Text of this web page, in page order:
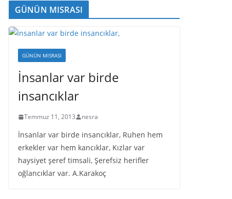
GÜNÜN MISRASI
GÜNÜN MISRASI
İnsanlar var birde
insancıklar
Temmuz 11, 2013 nesra
İnsanlar var birde insancıklar, Ruhen hem
erkekler var hem kancıklar, Kızlar var
haysiyet şeref timsali, Şerefsiz herifler
oğlancıklar var. A.Karakoç